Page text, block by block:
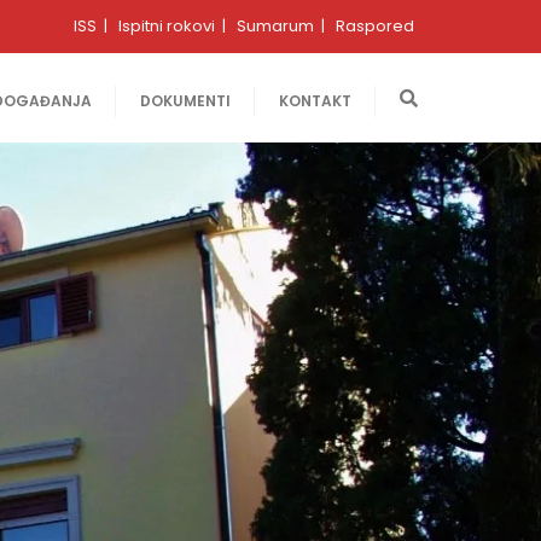
ISS Ispitni rokovi Sumarum Raspored
DOKUMENTI KONTAKT